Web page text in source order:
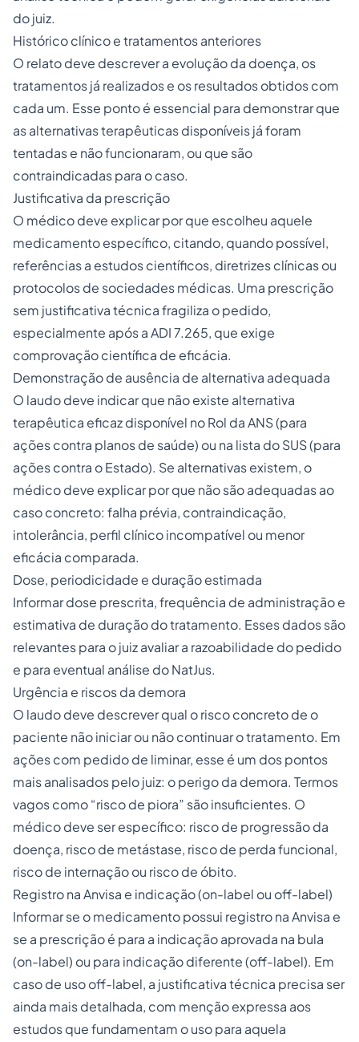
do juiz.
Histórico clínico e tratamentos anteriores
O relato deve descrever a evolução da doença, os
tratamentos já realizados e os resultados obtidos com
cada um. Esse ponto é essencial para demonstrar que
as alternativas terapêuticas disponíveis já foram
tentadas e não funcionaram, ou que são
contraindicadas para o caso.
Justificativa da prescrição
O médico deve explicar por que escolheu aquele
medicamento específico, citando, quando possível,
referências a estudos científicos, diretrizes clínicas ou
protocolos de sociedades médicas. Uma prescrição
sem justificativa técnica fragiliza o pedido,
especialmente após a ADI 7.265, que exige
comprovação científica de eficácia.
Demonstração de ausência de alternativa adequada
O laudo deve indicar que não existe alternativa
terapêutica eficaz disponível no Rol da ANS (para
ações contra planos de saúde) ou na lista do SUS (para
ações contra o Estado). Se alternativas existem, o
médico deve explicar por que não são adequadas ao
caso concreto: falha prévia, contraindicação,
intolerância, perfil clínico incompatível ou menor
eficácia comparada.
Dose, periodicidade e duração estimada
Informar dose prescrita, frequência de administração e
estimativa de duração do tratamento. Esses dados são
relevantes para o juiz avaliar a razoabilidade do pedido
e para eventual análise do NatJus.
Urgência e riscos da demora
O laudo deve descrever qual o risco concreto de o
paciente não iniciar ou não continuar o tratamento. Em
ações com pedido de liminar, esse é um dos pontos
mais analisados pelo juiz: o perigo da demora. Termos
vagos como “risco de piora” são insuficientes. O
médico deve ser específico: risco de progressão da
doença, risco de metástase, risco de perda funcional,
risco de internação ou risco de óbito.
Registro na Anvisa e indicação (on-label ou off-label)
Informar se o medicamento possui registro na Anvisa e
se a prescrição é para a indicação aprovada na bula
(on-label) ou para indicação diferente (off-label). Em
caso de uso off-label, a justificativa técnica precisa ser
ainda mais detalhada, com menção expressa aos
estudos que fundamentam o uso para aquela